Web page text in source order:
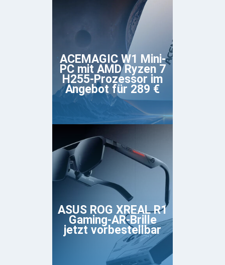
ACEMAGIC W1 Mini-
PC mit AMD Ryzen 7
H255-Prozessor im
Angebot für 289 €
ASUS ROG XREAL R1
Gaming-AR-Brille
jetzt vorbestellbar